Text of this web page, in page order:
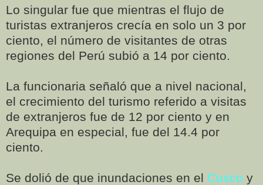
Lo singular fue que mientras el flujo de
turistas extranjeros crecía en solo un 3 por
ciento, el número de visitantes de otras
regiones del Perú subió a 14 por ciento.
La funcionaria señaló que a nivel nacional,
el crecimiento del turismo referido a visitas
de extranjeros fue de 12 por ciento y en
Arequipa en especial, fue del 14.4 por
ciento.
Se dolió de que inundaciones en el Cusco y